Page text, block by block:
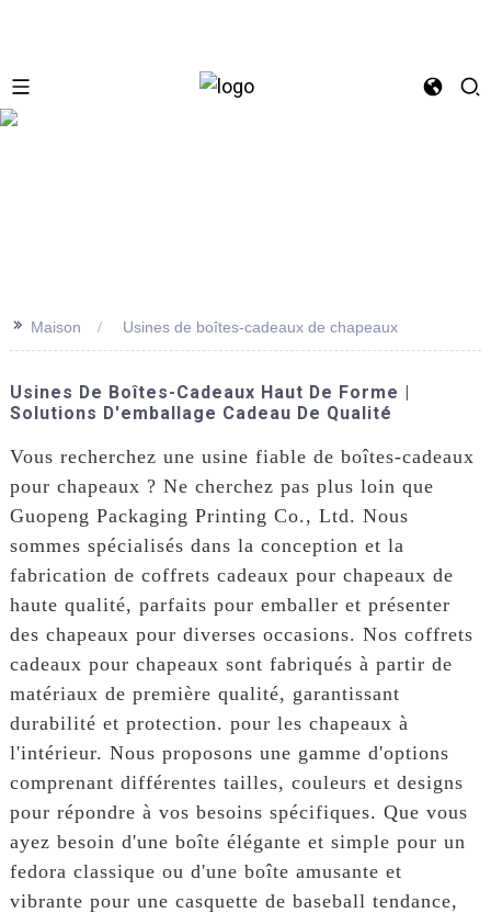
>> Maison Usines de boîtes-cadeaux de chapeaux
Usines De Boîtes-Cadeaux Haut De Forme |
Solutions D'emballage Cadeau De Qualité
Vous recherchez une usine fiable de boîtes-cadeaux
pour chapeaux ? Ne cherchez pas plus loin que
Guopeng Packaging Printing Co., Ltd. Nous
sommes spécialisés dans la conception et la
fabrication de coffrets cadeaux pour chapeaux de
haute qualité, parfaits pour emballer et présenter
des chapeaux pour diverses occasions. Nos coffrets
cadeaux pour chapeaux sont fabriqués à partir de
matériaux de première qualité, garantissant
durabilité et protection. pour les chapeaux à
l'intérieur. Nous proposons une gamme d'options
comprenant différentes tailles, couleurs et designs
pour répondre à vos besoins spécifiques. Que vous
ayez besoin d'une boîte élégante et simple pour un
fedora classique ou d'une boîte amusante et
vibrante pour une casquette de baseball tendance,